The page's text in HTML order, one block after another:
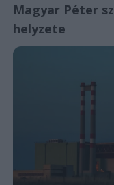
Magyar Péter
helyzete